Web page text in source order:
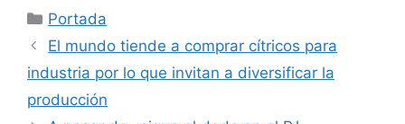
Categorías
Portada
El mundo tiende a comprar cítricos para
industria por lo que invitan a diversificar la
producción